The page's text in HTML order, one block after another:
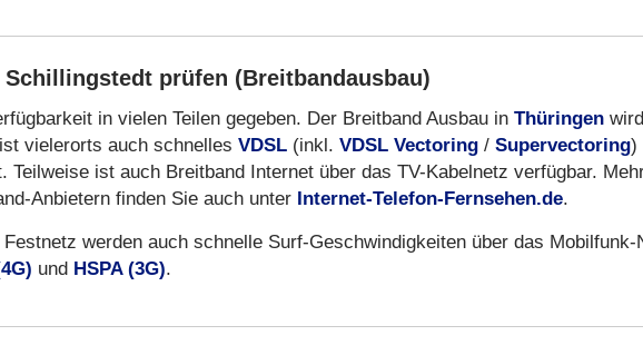
Schillingstedt prüfen (Breitbandausbau)
in vielen Teilen gegeben. Der Breitband Ausbau in Thüringen wird
ist vielerorts auch schnelles VDSL (inkl. VDSL Vectoring / Supervectoring)
Teilweise ist auch Breitband Internet über das TV-Kabelnetz verfügbar.
Anbietern finden Sie auch unter Internet-Telefon-Fernsehen.de.
werden auch schnelle Surf-Geschwindigkeiten über das Mobilfunk-
und HSPA (3G).